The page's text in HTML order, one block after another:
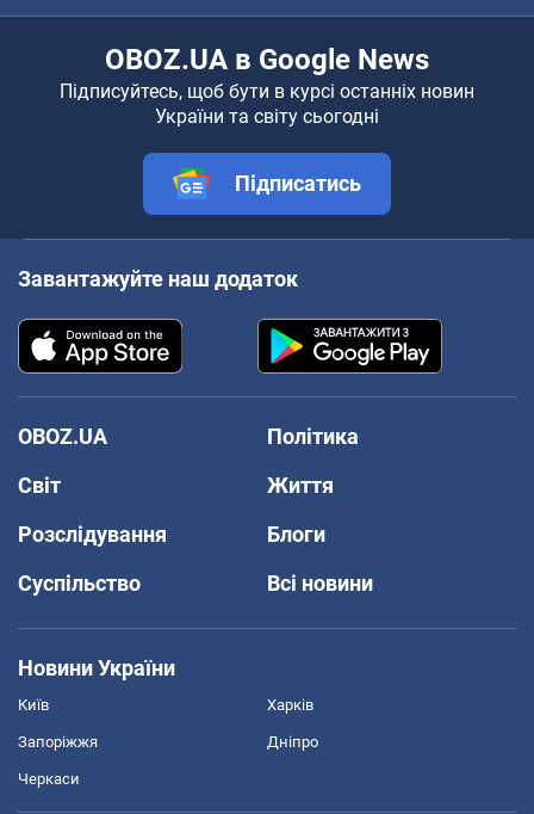
OBOZ.UA в Google News
Підписуйтесь, щоб бути в курсі останніх новин
України та світу сьогодні
Підписатись
Завантажуйте наш додаток
OBOZ.UA
Політика
Світ
Життя
Розслідування
Блоги
Суспільство
Всі новини
Новини України
Київ Харків
Запоріжжя Дніпро
Черкаси